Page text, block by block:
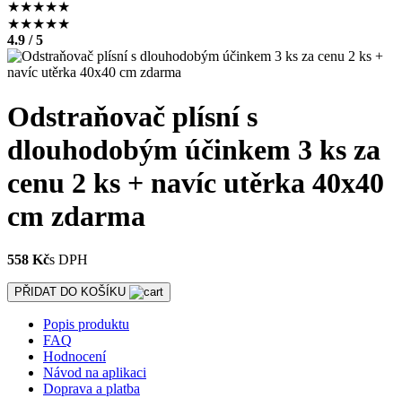
★★★★★
★★★★★
4.9 / 5
Odstraňovač plísní s
dlouhodobým účinkem 3 ks za
cenu 2 ks + navíc utěrka 40x40
cm zdarma
558 Kčs DPH
PŘIDAT DO KOŠÍKU
Popis produktu
FAQ
Hodnocení
Návod na aplikaci
Doprava a platba